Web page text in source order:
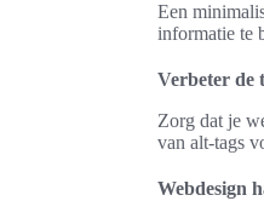
Een
informatie te
Verbeter de
Zorg dat je
van alt-tags
Webdesign